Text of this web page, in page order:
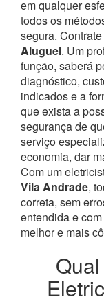
em qualquer
todos os
segura.
Aluguel. Um
função, saberá
diagnóstico,
indicados e a
que exista a
segurança de
serviço
economia, dar
Com um
Vila Andrade,
correta, sem
entendida e
melhor e mais